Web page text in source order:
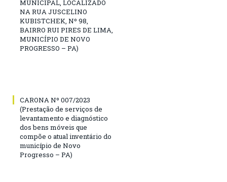
MUNICIPAL, LOCALIZADO
NA RUA JUSCELINO
KUBISTCHEK, Nº 98,
BAIRRO RUI PIRES DE LIMA,
MUNICÍPIO DE NOVO
PROGRESSO – PA)
CARONA Nº 007/2023
(Prestação de serviços de
levantamento e diagnóstico
dos bens móveis que
compõe o atual inventário do
município de Novo
Progresso – PA)